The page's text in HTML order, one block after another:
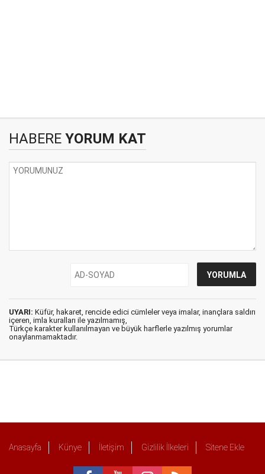
HABERE YORUM KAT
UYARI: Küfür, hakaret, rencide edici cümleler veya imalar, inançlara saldırı
içeren, imla kuralları ile yazılmamış,
Türkçe karakter kullanılmayan ve büyük harflerle yazılmış yorumlar
onaylanmamaktadır.
Anasayfa Künye İletişim Gizlilik İlkeleri Sitene Ekle